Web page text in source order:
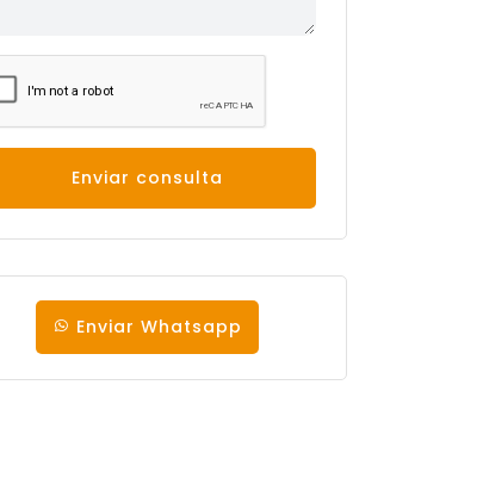
Enviar consulta
Enviar Whatsapp